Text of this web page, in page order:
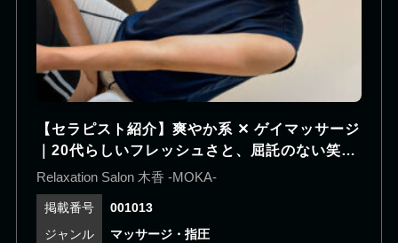
たびに成長を感じられる、これからますます目が離
せないセラピストです。
【セラピスト紹介】爽やか系 ✕ ゲイマッサージ
｜20代らしいフレッシュさと、屈託のない笑顔
が印象的な爽やか系セラピスト
Relaxation Salon 木香 -MOKA-
001013
マッサージ・指圧